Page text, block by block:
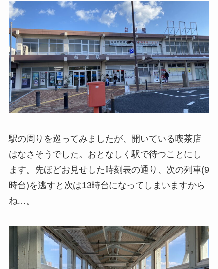
駅の周りを巡ってみましたが、開いている喫茶店
はなさそうでした。おとなしく駅で待つことにし
ます。先ほどお見せした時刻表の通り、次の列車(9
時台)を逃すと次は13時台になってしまいますから
ね…。